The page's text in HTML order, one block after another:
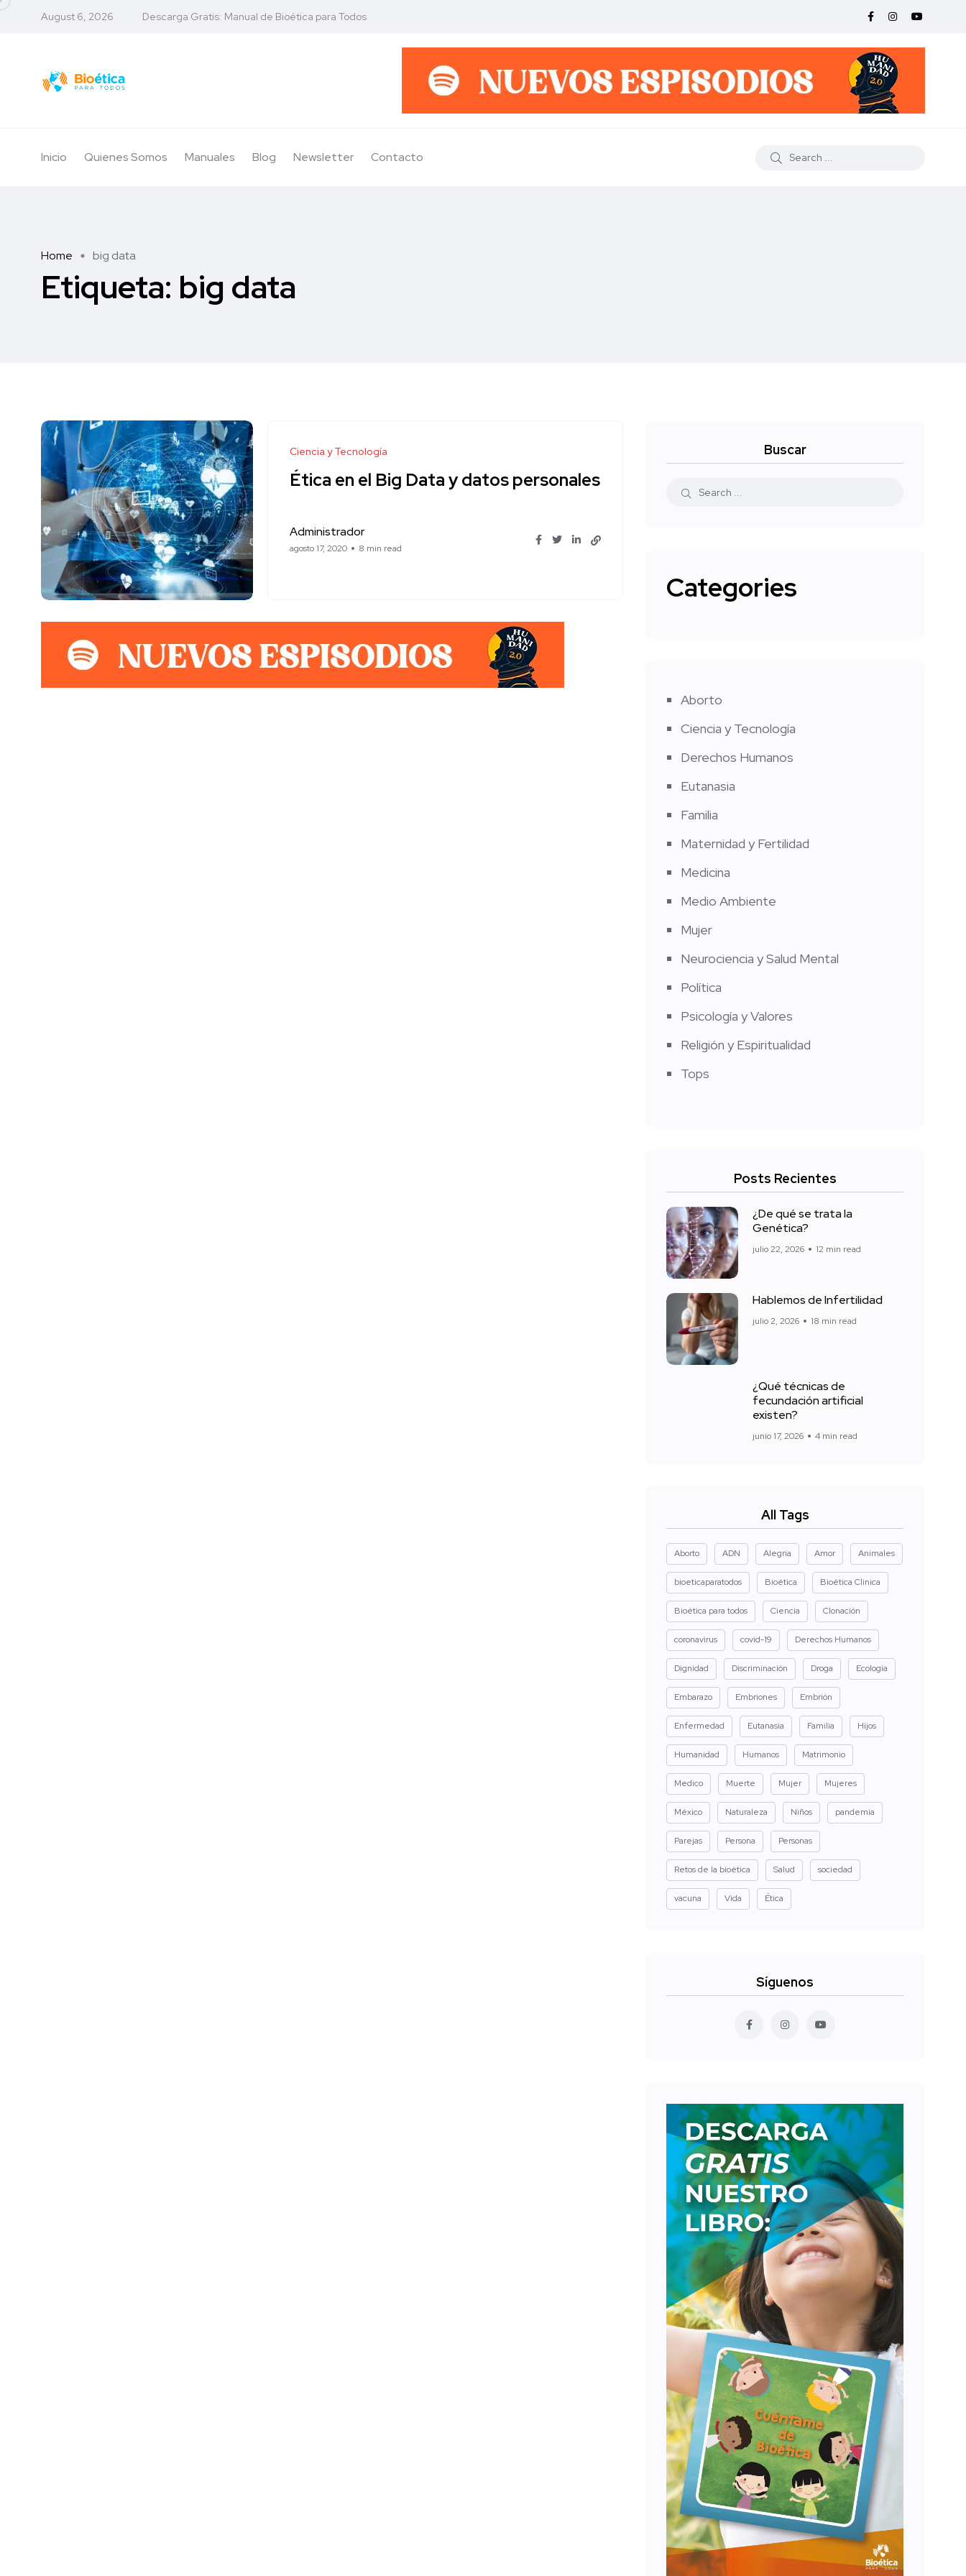
August 6, 2026 Descarga Gratis: Manual de Bioética para Todos
Inicio Quienes Somos Manuales Blog Newsletter Contacto
Home big data
Etiqueta: big data
Ciencia y Tecnología
Ética en el Big Data y datos personales
Administrador
agosto 17, 2020 8 min read
Buscar
Categories
Aborto
Ciencia y Tecnología
Derechos Humanos
Eutanasia
Familia
Maternidad y Fertilidad
Medicina
Medio Ambiente
Mujer
Neurociencia y Salud Mental
Política
Psicología y Valores
Religión y Espiritualidad
Tops
Posts Recientes
¿De qué se trata la
Genética?
julio 22, 2026 12 min read
Hablemos de Infertilidad
julio 2, 2026 18 min read
¿Qué técnicas de
fecundación artificial
existen?
junio 17, 2026 4 min read
All Tags
Aborto ADN Alegria Amor Animales
bioeticaparatodos Bioética Bioética Clinica
Bioética para todos Ciencia Clonación
coronavirus covid-19 Derechos Humanos
Dignidad Discriminación Droga Ecología
Embarazo Embriones Embrión
Enfermedad Eutanasia Familia Hijos
Humanidad Humanos Matrimonio
Medico Muerte Mujer Mujeres
México Naturaleza Niños pandemia
Parejas Persona Personas
Retos de la bioética Salud sociedad
vacuna Vida Ética
Síguenos